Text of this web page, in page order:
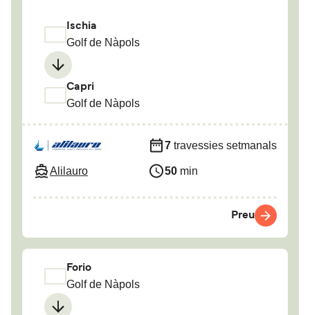
Ischia
Golf de Nàpols
Capri
Golf de Nàpols
Alilauro
7 travessies setmanals
50 min
Preu
Forio
Golf de Nàpols